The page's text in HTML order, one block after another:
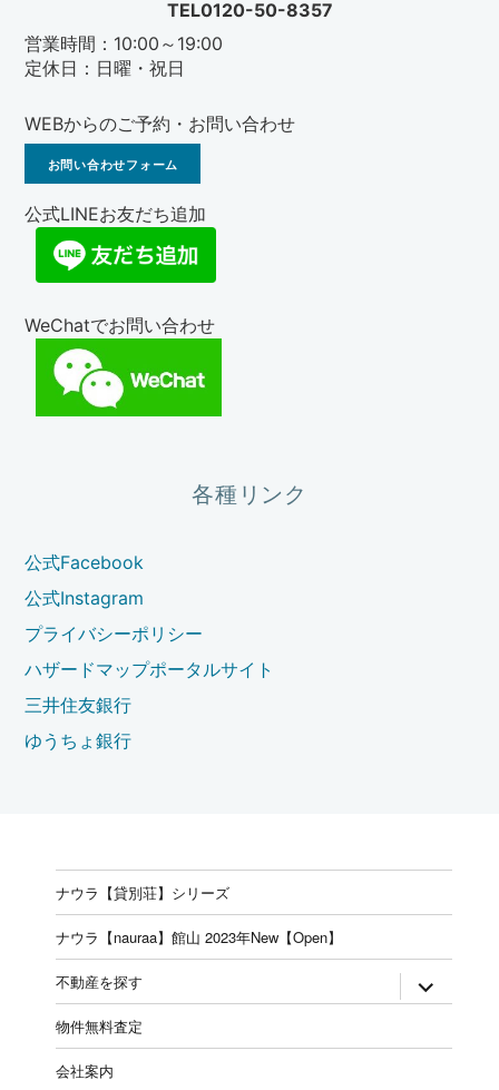
TEL0120-50-8357
営業時間：10:00～19:00
定休日：日曜・祝日
WEBからのご予約・お問い合わせ
お問い合わせフォーム
公式LINEお友だち追加
WeChatでお問い合わせ
各種リンク
公式Facebook
公式Instagram
プライバシーポリシー
ハザードマップポータルサイト
三井住友銀行
ゆうちょ銀行
ナウラ【貸別荘】シリーズ
ナウラ【nauraa】館山 2023年New【Open】
不動産を探す expand
child
物件無料査定
会社案内